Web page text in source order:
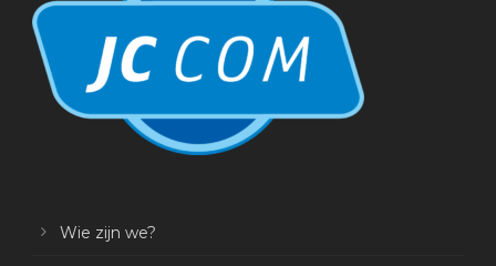
Wie zijn we?